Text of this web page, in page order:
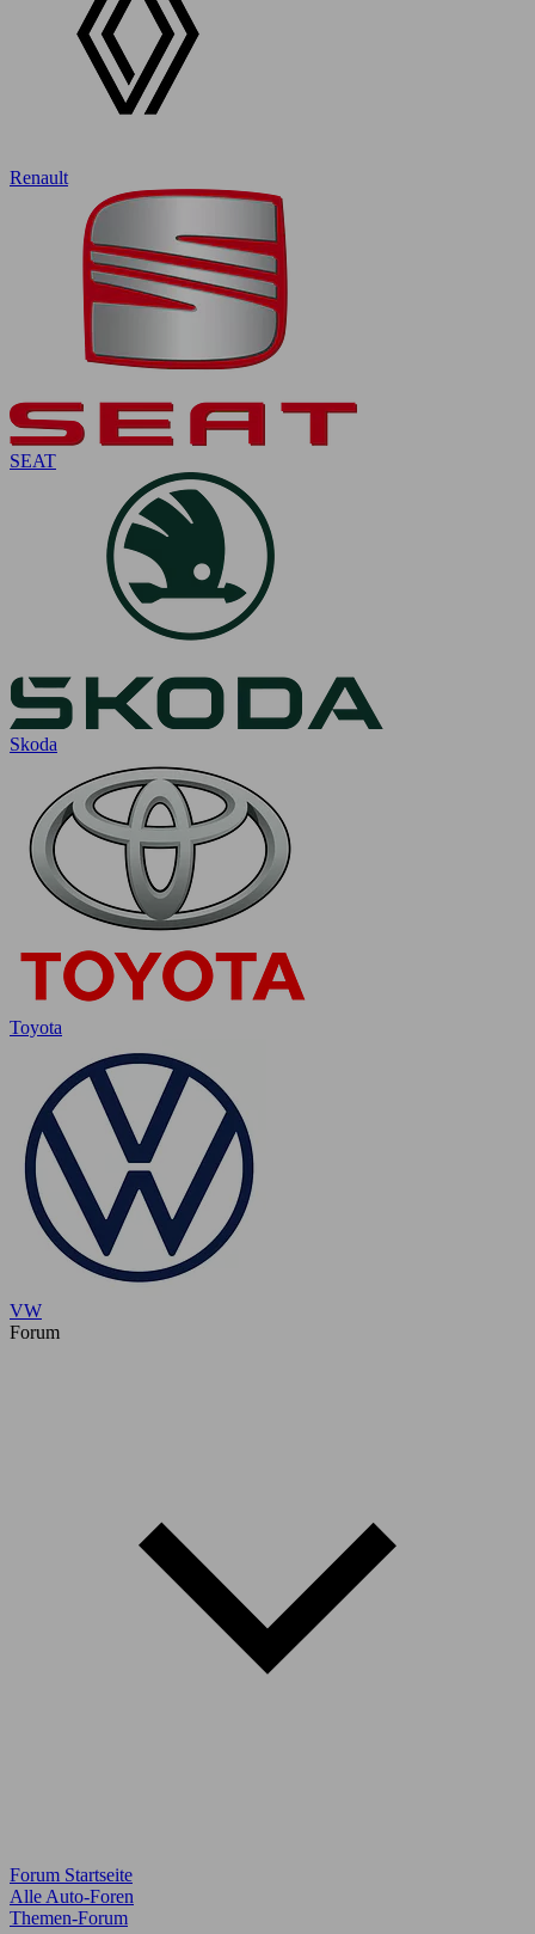
Renault
SEAT
Skoda
Toyota
VW
Forum
Forum Startseite
Alle Auto-Foren
Themen-Forum